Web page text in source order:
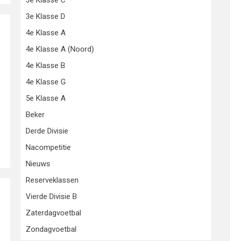
3e Klasse D
4e Klasse A
4e Klasse A (Noord)
4e Klasse B
4e Klasse G
5e Klasse A
Beker
Derde Divisie
Nacompetitie
Nieuws
Reserveklassen
Vierde Divisie B
Zaterdagvoetbal
Zondagvoetbal